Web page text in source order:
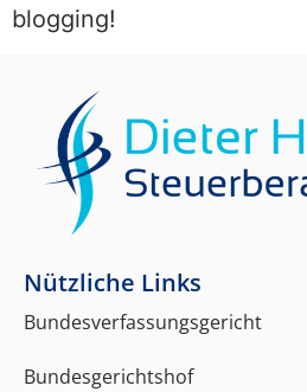
blogging!
Nützliche Links
Bundesverfassungsgericht
Bundesgerichtshof